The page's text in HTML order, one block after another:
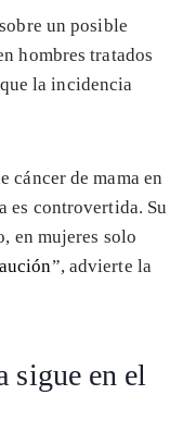
un posible
hombres tratados
la incidencia
cáncer de mama en
es controvertida. Su
en mujeres solo
”, advierte la
sigue en el